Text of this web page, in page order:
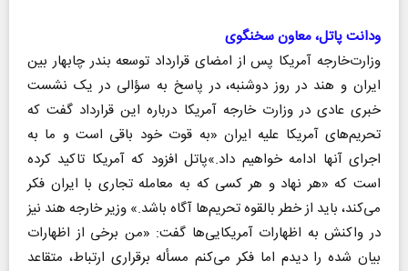
‌ودانت پاتل، معاون سخنگوی
وزارت‌‌خارجه آمریکا پس از امضای قرارداد توسعه بندر چابهار بین
ایران و هند در روز دوشنبه، در پاسخ به سؤالی در یک نشست
خبری عادی در وزارت‌ خارجه آمریکا درباره این قرارداد گفت که
تحریم‌های آمریکا علیه ایران «به قوت خود باقی است و ما به
اجرای آنها ادامه خواهیم داد.»پاتل افزود که آمریکا تاکید کرده
است که «هر نهاد و هر کسی که به معامله تجاری با ایران فکر
می‌کند، باید از خطر بالقوه تحریم‌ها آگاه باشد.» وزیر خارجه هند نیز
در واکنش به اظهارات آمریکایی‌ها گفت: «من برخی از اظهارات
بیان شده را دیدم اما فکر می‌کنم مسأله برقراری ارتباط، متقاعد